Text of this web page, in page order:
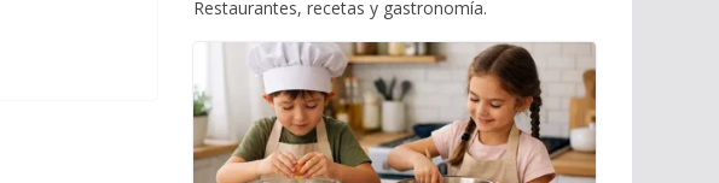
Restaurantes, recetas y gastronomía.